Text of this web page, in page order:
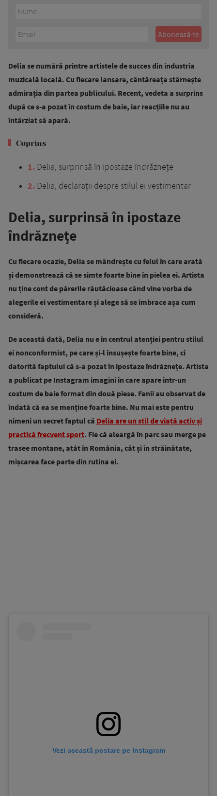
Delia se numără printre artistele de succes din industria
muzicală locală. Cu fiecare lansare, cântăreața stârnește
admirația din partea publicului. Recent, vedeta a surprins
după ce s-a pozat în costum de baie, iar reacțiile nu au
întârziat să apară.
Cuprins
1 Delia, surprinsă în ipostaze îndrăznețe
2 Delia, declarații despre stilul ei vestimentar
Delia, surprinsă în ipostaze
îndrăznețe
Cu fiecare ocazie, Delia se mândrește cu felul în care arată
și demonstrează că se simte foarte bine în pielea ei. Artista
nu ține cont de părerile răutăcioase când vine vorba de
alegerile ei vestimentare și alege să se îmbrace așa cum
consideră.
De această dată, Delia nu e în centrul atenției pentru stilul
ei nonconformist, pe care și-l însușește foarte bine, ci
datorită faptului că s-a pozat în ipostaze îndrăznețe. Artista
a publicat pe Instagram imagini în care apare într-un
costum de baie format din două piese. Fanii au observat de
îndată că ea se menține foarte bine. Nu mai este pentru
nimeni un secret faptul că Delia are un stil de viață activ și
practică frecvent sport. Fie că aleargă în parc sau merge pe
trasee montane, atât în România, cât și în străinătate,
mișcarea face parte din rutina ei.
Vezi această postare pe Instagram